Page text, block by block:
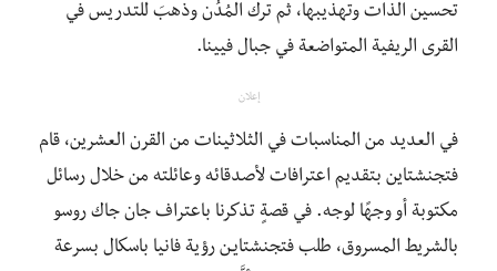
تحسين الذات وتهذيبها، ثم ترك المُدُن وذهبَ للتدريس في
القرى الريفية المتواضعة في جبال فيينا.
إعلان
في العديد من المناسبات في الثلاثينات من القرن العشرين، قام
فتجنشتاين بتقديم اعترافات لأصدقائه وعائلته من خلال رسائل
مكتوبة أو وجهًا لوجه. في قصةٍ تذكرنا باعتراف جان جاك روسو
بالشريط المسروق، طلب فتجنشتايـن رؤية فانيا باسكال بسرعة